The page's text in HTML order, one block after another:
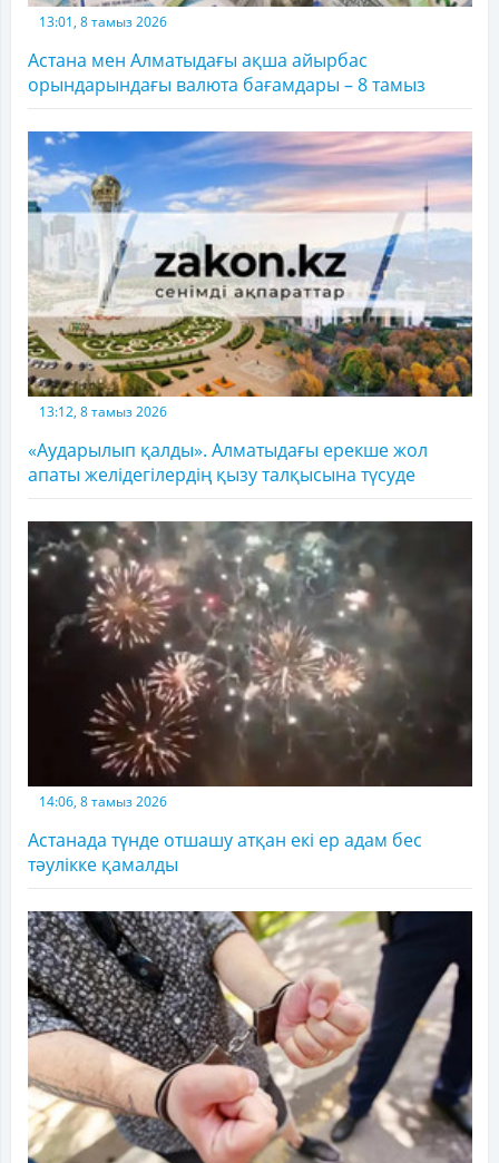
13:01, 8 тамыз 2026
Астана мен Алматыдағы ақша айырбас
орындарындағы валюта бағамдары – 8 тамыз
13:12, 8 тамыз 2026
«Аударылып қалды». Алматыдағы ерекше жол
апаты желідегілердің қызу талқысына түсуде
14:06, 8 тамыз 2026
Астанада түнде отшашу атқан екі ер адам бес
тәулікке қамалды